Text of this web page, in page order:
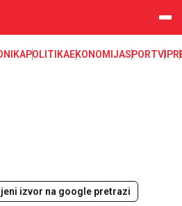
POLITIKAEKONOMIJASPORTVIP
izvor na google pretrazi